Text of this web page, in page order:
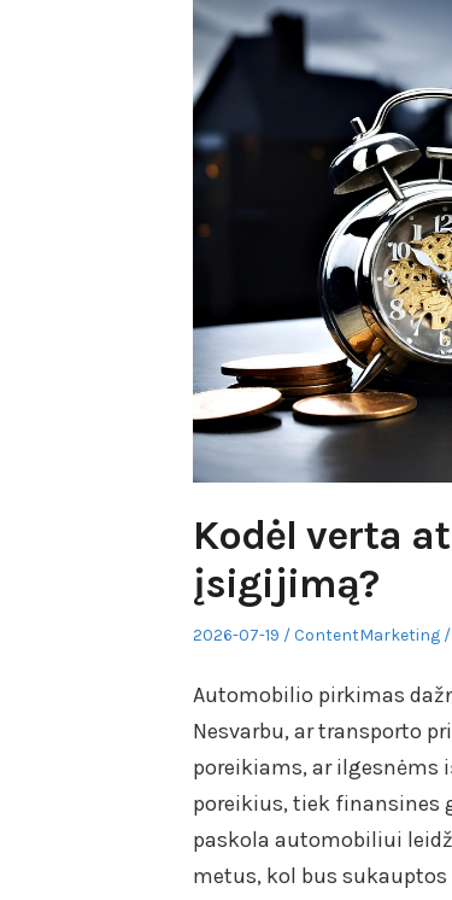
Kodėl verta
įsigijimą?
Posted
2026-07-19 Author
ContentMarketing
Automobilio pirkimas
Nesvarbu, ar transporto
poreikiams, ar
poreikius, tiek finansines
paskola automobiliui
metus, kol bus